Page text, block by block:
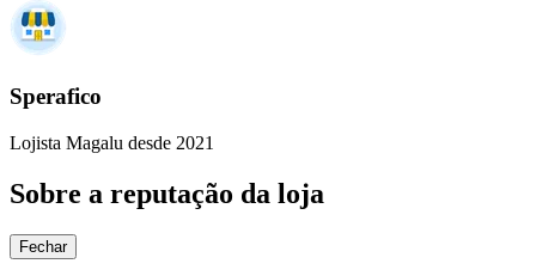
Sperafico
Lojista Magalu desde 2021
Sobre a reputação da loja
Fechar